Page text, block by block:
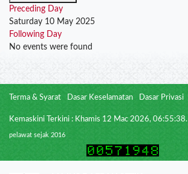
Preceding Day
Saturday 10 May 2025
Following Day
No events were found
Terma & Syarat Dasar Keselamatan Dasar Privasi
Kemaskini Terkini : Khamis 12 Mac 2026, 06:55:38.
pelawat sejak 2016